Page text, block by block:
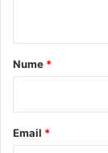
r
*
Nume *
Email *